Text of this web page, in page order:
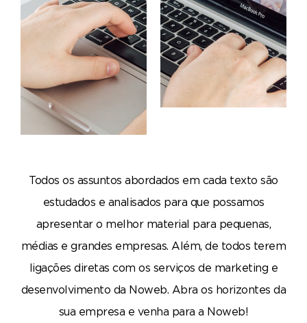
Todos os assuntos abordados em cada texto são
estudados e analisados para que possamos
apresentar o melhor material para pequenas,
médias e grandes empresas. Além, de todos terem
ligações diretas com os serviços de marketing e
desenvolvimento da Noweb. Abra os horizontes da
sua empresa e venha para a Noweb!